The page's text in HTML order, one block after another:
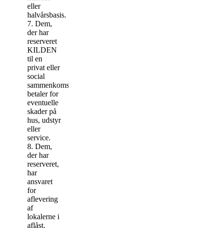
eller
halvårsbasis.
7. Dem,
der har
reserveret
KILDEN
til en
privat eller
social
sammenkomst,
betaler for
eventuelle
skader på
hus, udstyr
eller
service.
8. Dem,
der har
reserveret,
har
ansvaret
for
aflevering
af
lokalerne i
aflåst,